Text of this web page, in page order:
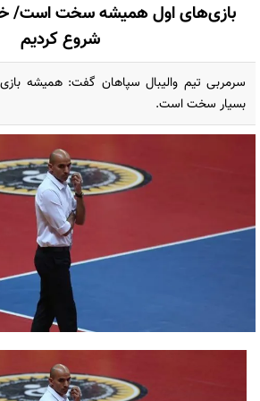
بازی‌های اول همیشه سخت است/
شروع کردیم
سرمربی تیم والیبال سپاهان گفت: همیشه
بسیار سخت است.